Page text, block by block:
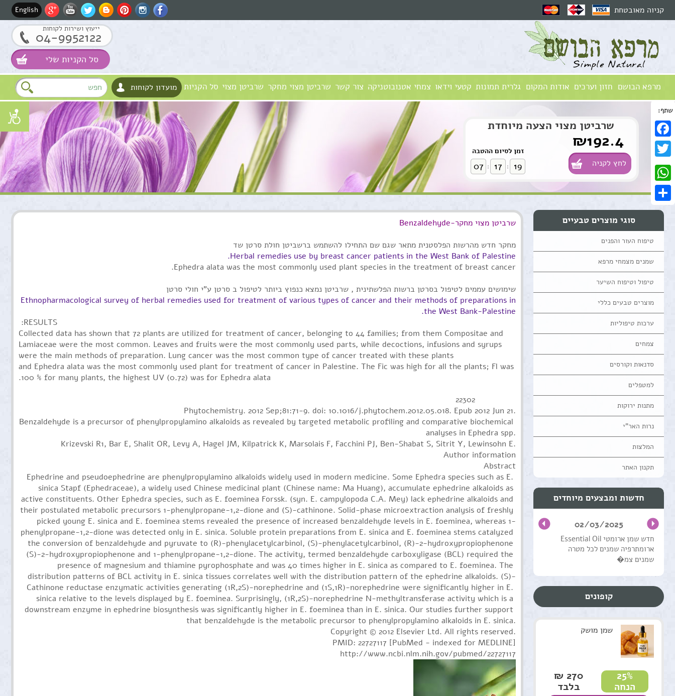
שתף:
Facebook
Twitter
WhatsApp
Share
English קניוה מאובטחת
ייעוץ ושירות לקוחות
04-9952122
סל הקניות שלי
מרפא הבושם חזון וערכים אודות המקום גלרית תמונות קטעי וידאו צמחי אטנובוטניקה צור קשר שרביטן מצוי מחקר שרביטן מצוי סל הקניות מועדון לקוחות
דוא"ל
טלפון
שרביטן מצוי הצעה מיוחדת
זמן לסיום ההטבה
18
:
17
:
07
₪192.4
לחץ לקניה
Benzaldehyde-שרביטן מצוי מחקר
מחקר חדש מהרשות הפלסטנית מתאר שגם שם התחילו להשתמש ברשביטן חולת סרטן שד
Herbal remedies use by breast cancer patients in the West Bank of Palestine.
Ephedra alata was the most commonly used plant species in the treatment of breast cancer.
שימושים עממים לטיפול בסרטן ברשות הפלשתינית , שרביטן נמצא כנפוץ ביותר לטיפול ב סרטן ע"י חולי סרטן
Ethnopharmacological survey of herbal remedies used for treatment of various types of cancer and their methods of preparations in
the West Bank-Palestine.
RESULTS:
Collected data has shown that 72 plants are utilized for treatment of cancer, belonging to 44 families; from them Compositae and
Lamiaceae were the most common. Leaves and fruits were the most commonly used parts, while decoctions, infusions and syrups
were the main methods of preparation. Lung cancer was the most common type of cancer treated with these plants
and Ephedra alata was the most commonly used plant for treatment of cancer in Palestine. The Fic was high for all the plants; Fl was
100 % for many plants, the highest UV (0.72) was for Ephedra alata.
22302
Phytochemistry. 2012 Sep;81:71-9. doi: 10.1016/j.phytochem.2012.05.018. Epub 2012 Jun 21.
Benzaldehyde is a precursor of phenylpropylamino alkaloids as revealed by targeted metabolic profiling and comparative biochemical
analyses in Ephedra spp.
Krizevski R1, Bar E, Shalit OR, Levy A, Hagel JM, Kilpatrick K, Marsolais F, Facchini PJ, Ben-Shabat S, Sitrit Y, Lewinsohn E.
Author information
Abstract
Ephedrine and pseudoephedrine are phenylpropylamino alkaloids widely used in modern medicine. Some Ephedra species such as E.
sinica Stapf (Ephedraceae), a widely used Chinese medicinal plant (Chinese name: Ma Huang), accumulate ephedrine alkaloids as
active constituents. Other Ephedra species, such as E. foeminea Forssk. (syn. E. campylopoda C.A. Mey) lack ephedrine alkaloids and
their postulated metabolic precursors 1-phenylpropane-1,2-dione and (S)-cathinone. Solid-phase microextraction analysis of freshly
picked young E. sinica and E. foeminea stems revealed the presence of increased benzaldehyde levels in E. foeminea, whereas 1-
phenylpropane-1,2-dione was detected only in E. sinica. Soluble protein preparations from E. sinica and E. foeminea stems catalyzed
the conversion of benzaldehyde and pyruvate to (R)-phenylacetylcarbinol, (S)-phenylacetylcarbinol, (R)-2-hydroxypropiophenone
(S)-2-hydroxypropiophenone and 1-phenylpropane-1,2-dione. The activity, termed benzaldehyde carboxyligase (BCL) required the
presence of magnesium and thiamine pyrophosphate and was 40 times higher in E. sinica as compared to E. foeminea. The
distribution patterns of BCL activity in E. sinica tissues correlates well with the distribution pattern of the ephedrine alkaloids. (S)-
Cathinone reductase enzymatic activities generating (1R,2S)-norephedrine and (1S,1R)-norephedrine were significantly higher in E.
sinica relative to the levels displayed by E. foeminea. Surprisingly, (1R,2S)-norephedrine N-methyltransferase activity which is a
downstream enzyme in ephedrine biosynthesis was significantly higher in E. foeminea than in E. sinica. Our studies further support
that benzaldehyde is the metabolic precursor to phenylpropylamino alkaloids in E. sinica.
Copyright © 2012 Elsevier Ltd. All rights reserved.
PMID: 22727117 [PubMed - indexed for MEDLINE]
http://www.ncbi.nlm.nih.gov/pubmed/22727117
סוגי מוצרים טבעיים
טיפוח העור והפנים
שמנים מצמחי מרפא
טיפול וטיפוח השיער
מוצרים טבעים כללי
ערכות טיפוליות
צמחים
סדנאות וקורסים
למטפלים
מתנות ירוקות
נרות האר"י
המלצות
תקנון האתר
חדשות ומבצעים מיוחדים
02/03/2025
חדש שמן ארומטי Essential Oil
ארומתרפיה שמנים לכל מטרה
שמנים צמ�
קופונים
שמן מושק
25%
הנחה
270 ₪
בלבד